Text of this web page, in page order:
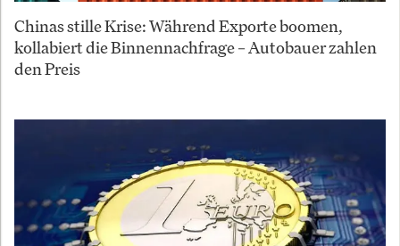
Chinas stille Krise: Während Exporte boomen,
kollabiert die Binnennachfrage – Autobauer zahlen
den Preis